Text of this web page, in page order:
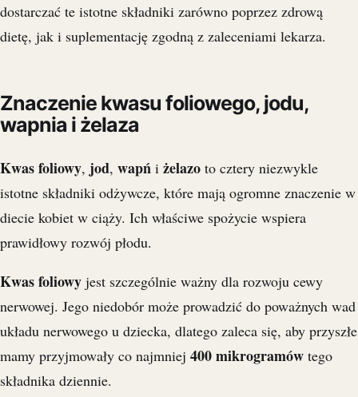
dostarczać te istotne składniki zarówno poprzez zdrową
dietę, jak i suplementację zgodną z zaleceniami lekarza.
Znaczenie kwasu foliowego, jodu,
wapnia i żelaza
Kwas foliowy, jod, wapń i żelazo to cztery niezwykle
istotne składniki odżywcze, które mają ogromne znaczenie w
diecie kobiet w ciąży. Ich właściwe spożycie wspiera
prawidłowy rozwój płodu.
Kwas foliowy jest szczególnie ważny dla rozwoju cewy
nerwowej. Jego niedobór może prowadzić do poważnych wad
układu nerwowego u dziecka, dlatego zaleca się, aby przyszłe
mamy przyjmowały co najmniej 400 mikrogramów tego
składnika dziennie.